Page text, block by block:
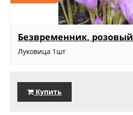
Безвременник, розовый
Луковица 1шт
Купить